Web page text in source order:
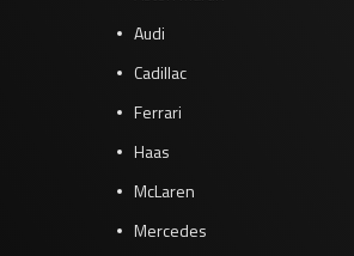
Audi
Cadillac
Ferrari
Haas
McLaren
Mercedes